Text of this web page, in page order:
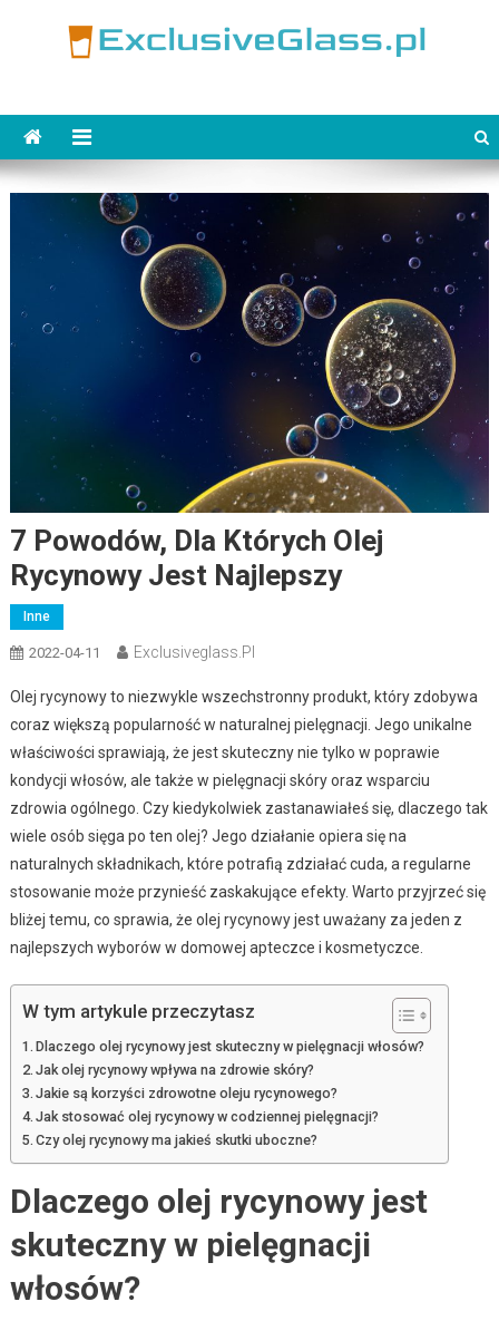
7 Powodów, Dla Których Olej
Rycynowy Jest Najlepszy
Inne
2022-04-11 Exclusiveglass.pl
Olej rycynowy to niezwykle wszechstronny produkt, który zdobywa
coraz większą popularność w naturalnej pielęgnacji. Jego unikalne
właściwości sprawiają, że jest skuteczny nie tylko w poprawie
kondycji włosów, ale także w pielęgnacji skóry oraz wsparciu
zdrowia ogólnego. Czy kiedykolwiek zastanawiałeś się, dlaczego tak
wiele osób sięga po ten olej? Jego działanie opiera się na
naturalnych składnikach, które potrafią zdziałać cuda, a regularne
stosowanie może przynieść zaskakujące efekty. Warto przyjrzeć się
bliżej temu, co sprawia, że olej rycynowy jest uważany za jeden z
najlepszych wyborów w domowej apteczce i kosmetyczce.
W tym artykule przeczytasz
Dlaczego olej rycynowy jest skuteczny w pielęgnacji włosów?
Jak olej rycynowy wpływa na zdrowie skóry?
Jakie są korzyści zdrowotne oleju rycynowego?
Jak stosować olej rycynowy w codziennej pielęgnacji?
Czy olej rycynowy ma jakieś skutki uboczne?
Dlaczego olej rycynowy jest
skuteczny w pielęgnacji
włosów?